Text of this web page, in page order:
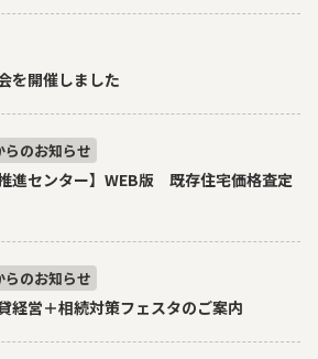
を開催しました
らのお知らせ
進センター】WEB版 既存住宅価格査定
らのお知らせ
経営＋相続対策フェスタのご案内